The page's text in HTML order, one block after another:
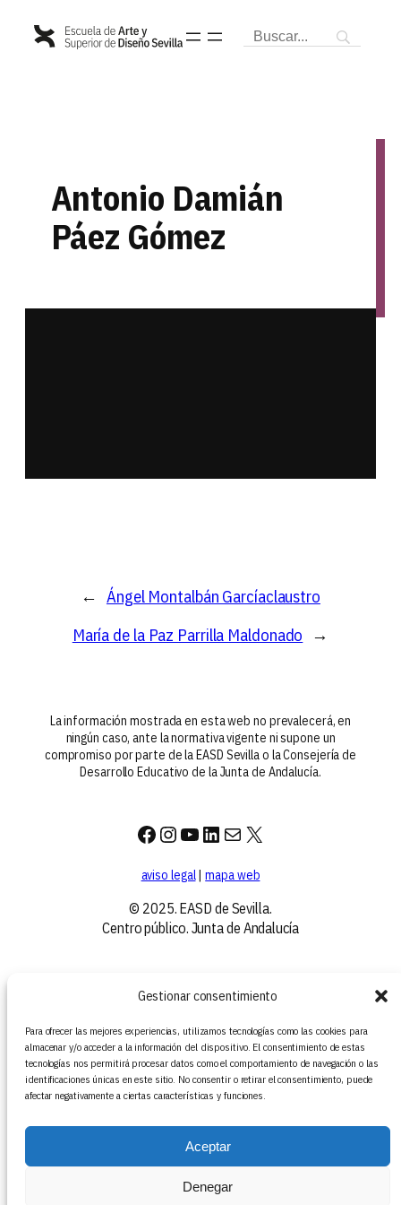
Gestionar consentimiento
Para ofrecer las mejores experiencias, utilizamos tecnologías como las cookies para
almacenar y/o acceder a la información del dispositivo. El consentimiento de estas
tecnologías nos permitirá procesar datos como el comportamiento de navegación o las
identificaciones únicas en este sitio. No consentir o retirar el consentimiento, puede
afectar negativamente a ciertas características y funciones.
Aceptar
Denegar
Antonio Damián
Páez Gómez
← Ángel Montalbán Garcíaclaustro
María de la Paz Parrilla Maldonado →
La información mostrada en esta web no prevalecerá, en
ningún caso, ante la normativa vigente ni supone un
compromiso por parte de la EASD Sevilla o la Consejería de
Desarrollo Educativo de la Junta de Andalucía.
Facebook
Instagram
YouTube
LinkedIn
Correo electrónico
X
aviso legal|mapa web
© 2025. EASD de Sevilla.
Centro público. Junta de Andalucía